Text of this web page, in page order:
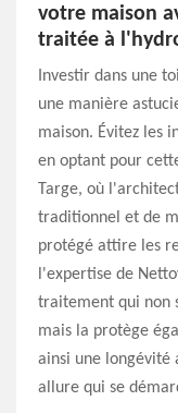
votre maison
traitée à
Investir dans une
une manière
maison. Évitez les
en optant pour
Targe, où
traditionnel et de
protégé attire les
l'expertise de
traitement qui non
mais la protège
ainsi une longévité
allure qui se